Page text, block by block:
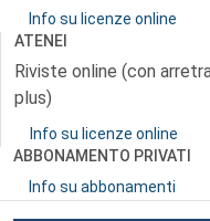
Info su licenze online
ATENEI
Riviste online (con
plus)
Info su licenze online
ABBONAMENTO PRIVATI
Info su abbonamenti